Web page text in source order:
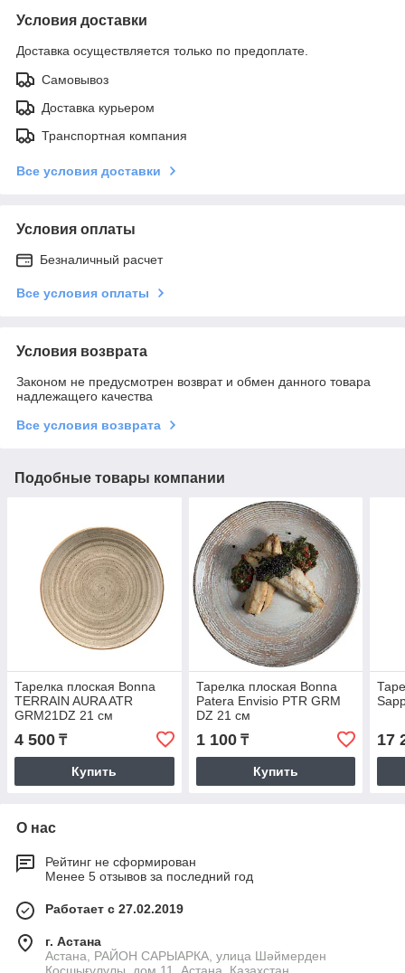
Условия доставки
Доставка осуществляется только по предоплате.
Самовывоз
Доставка курьером
Транспортная компания
Все условия доставки
Условия оплаты
Безналичный расчет
Все условия оплаты
Условия возврата
Законом не предусмотрен возврат и обмен данного товара
надлежащего качества
Все условия возврата
Подобные товары компании
Тарелка плоская Bonna
TERRAIN AURA ATR
GRM21DZ 21 см
4 500 ₸
Купить
Тарелка плоская Bonna
Patera Envisio PTR GRM
DZ 21 см
1 100₸
Купить
17
О нас
Рейтинг не сформирован
Менее 5 отзывов за последний год
Работает с 27.02.2019
г. Астана
Астана, РАЙОН САРЫАРКА, улица Шәймерден